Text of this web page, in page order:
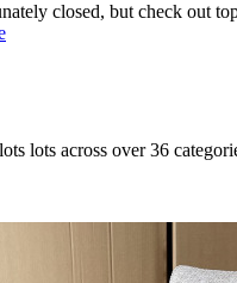
closed, but check out
lots across over36